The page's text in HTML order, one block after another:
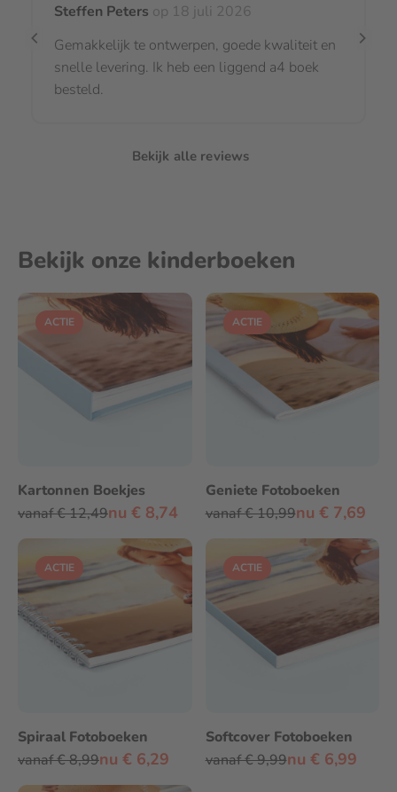
Steffen Peters op 18 juli 2026
Gemakkelijk te ontwerpen, goede kwaliteit en
snelle levering. Ik heb een liggend a4 boek
besteld.
Bekijk alle reviews
Bekijk onze kinderboeken
ACTIE
Kartonnen Boekjes
vanaf € 12,49nu € 8,74
ACTIE
Geniete Fotoboeken
vanaf € 10,99nu € 7,69
ACTIE
Spiraal Fotoboeken
vanaf € 8,99nu € 6,29
ACTIE
Softcover Fotoboeken
vanaf € 9,99nu € 6,99